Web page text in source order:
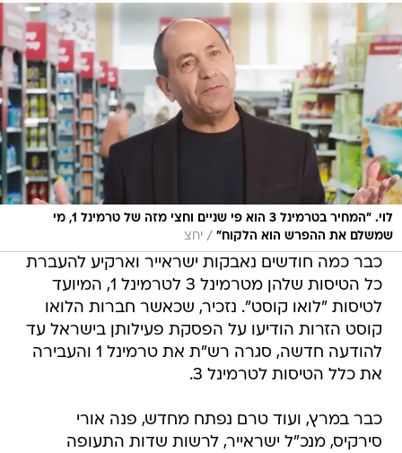
לוי. "המחיר בטרמינל 3 הוא פי שניים וחצי מזה של טרמינל 1, מי
שמשלם את ההפרש הוא הלקוח" / יחצ
כבר כמה חודשים נאבקות ישראייר וארקיע להעברת
כל הטיסות שלהן מטרמינל 3 לטרמינל 1, המיועד
לטיסות "לואו קוסט". נזכיר, שכאשר חברות הלואו
קוסט הזרות הודיעו על הפסקת פעילותן בישראל עד
להודעה חדשה, סגרה רש"ת את טרמינל 1 והעבירה
את כלל הטיסות לטרמינל 3.
כבר במרץ, ועוד טרם נפתח מחדש, פנה אורי
סירקיס, מנכ"ל ישראייר, לרשות שדות התעופה